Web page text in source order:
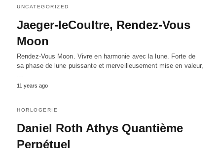
UNCATEGORIZED
Jaeger-leCoultre, Rendez-Vous
Moon
Rendez-Vous Moon. Vivre en harmonie avec la lune. Forte de
sa phase de lune puissante et merveilleusement mise en valeur,
…
11 years ago
HORLOGERIE
Daniel Roth Athys Quantième
Perpétuel